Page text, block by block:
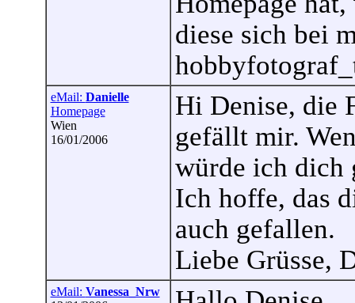
diese sich bei
eMail: Danielle
Homepage
Wien
16/01/2006
Hi Denise, die
gefällt mir.
würde ich dich
Ich hoffe, das
auch gefallen.
Liebe Grüsse,
eMail: Vanessa_Nrw